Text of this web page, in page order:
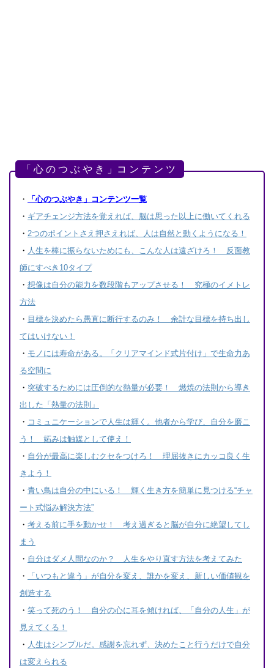
「 心 の つ ぶ や き 」コ ン テ ン ツ
・
「心のつぶやき」コンテンツ一覧
・ ギアチェンジ方法を覚えれば、脳は思った以上に働いてくれる
・ 2つのポイントさえ押さえれば、人は自然と動くようになる！
・ 人生を棒に振らないためにも、こんな人は遠ざけろ！ 反面教
師にすべき10タイプ
・ 想像は自分の能力を数段階もアップさせる！ 究極のイメトレ
方法
・ 目標を決めたら愚直に断行するのみ！ 余計な目標を持ち出し
てはいけない！
・ モノには寿命がある。「クリアマインド式片付け」で生命力あ
る空間に
・ 突破するためには圧倒的な熱量が必要！ 燃焼の法則から導き
出した「熱量の法則」
・ コミュニケーションで人生は輝く。他者から学び、自分を磨こ
う！ 妬みは触媒として使え！
・ 自分が最高に楽しむクセをつけろ！ 理屈抜きにカッコ良く生
きよう！
・ 青い鳥は自分の中にいる！ 輝く生き方を簡単に見つける“チャ
ート式悩み解決方法”
・ 考える前に手を動かせ！ 考え過ぎると脳が自分に絶望してし
まう
・ 自分はダメ人間なのか？ 人生をやり直す方法を考えてみた
・
「いつもと違う」が自分を変え、誰かを変え、新しい価値観を
創造する
・ 笑って死のう！ 自分の心に耳を傾ければ、「自分の人生」が
見えてくる！
・ 人生はシンプルだ。感謝を忘れず、決めたこと行うだけで自分
は変えられる